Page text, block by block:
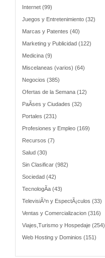
Internet (99)
Juegos y Entretenimiento (32)
Marcas y Patentes (40)
Marketing y Publicidad (122)
Medicina (9)
Miscelaneas (varios) (64)
Negocios (385)
Ofertas de la Semana (12)
PaÃ­ses y Ciudades (32)
Portales (231)
Profesiones y Empleo (169)
Recursos (7)
Salud (30)
Sin Clasificar (982)
Sociedad (42)
TecnologÃ­a (43)
TelevisiÃ³n y EspectÃ¡culos (33)
Ventas y Comercializacion (316)
Viajes,Turismo y Hospedaje (254)
Web Hosting y Dominios (151)